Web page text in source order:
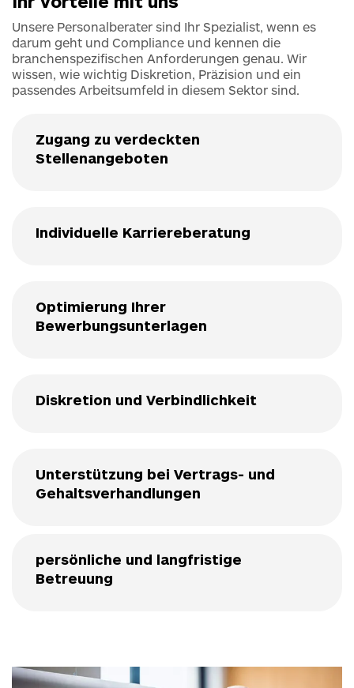
Unsere Personalberater sind Ihr Spezialist, wenn es
darum geht und Compliance und kennen die
branchenspezifischen Anforderungen genau. Wir
wissen, wie wichtig Diskretion, Präzision und ein
passendes Arbeitsumfeld in diesem Sektor sind.
Zugang zu verdeckten
Stellenangeboten
Individuelle Karriereberatung
Optimierung Ihrer
Bewerbungsunterlagen
Diskretion und Verbindlichkeit
Unterstützung bei Vertrags- und
Gehaltsverhandlungen
persönliche und langfristige
Betreuung